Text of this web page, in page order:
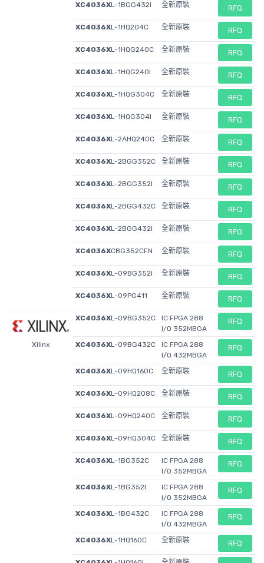
XC4036XL-1BGG432I 全新原裝 RFQ
XC4036XL-1HQ204C 全新原裝 RFQ
XC4036XL-1HQG240C 全新原裝 RFQ
XC4036XL-1HQG240I 全新原裝 RFQ
XC4036XL-1HQG304C 全新原裝 RFQ
XC4036XL-1HQG304I 全新原裝 RFQ
XC4036XL-2AHQ240C 全新原裝 RFQ
XC4036XL-2BGG352C 全新原裝 RFQ
XC4036XL-2BGG352I 全新原裝 RFQ
XC4036XL-2BGG432C 全新原裝 RFQ
XC4036XL-2BGG432I 全新原裝 RFQ
XC4036XCBG352CFN 全新原裝 RFQ
XC4036XL-09BG352I 全新原裝 RFQ
XC4036XL-09PG411 全新原裝 RFQ
Xilinx
XC4036XL-09BG352C
IC FPGA 288
I/O 352MBGA
RFQ
XC4036XL-09BG432C
IC FPGA 288
I/O 432MBGA
RFQ
XC4036XL-09HQ160C 全新原裝 RFQ
XC4036XL-09HQ208C 全新原裝 RFQ
XC4036XL-09HQ240C 全新原裝 RFQ
XC4036XL-09HQ304C 全新原裝 RFQ
XC4036XL-1BG352C
IC FPGA 288
I/O 352MBGA
RFQ
XC4036XL-1BG352I
IC FPGA 288
I/O 352MBGA
RFQ
XC4036XL-1BG432C
IC FPGA 288
I/O 432MBGA
RFQ
XC4036XL-1HQ160C 全新原裝 RFQ